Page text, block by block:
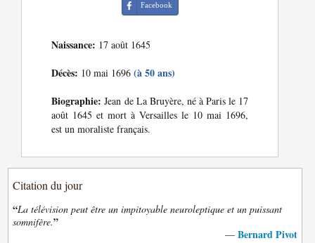
Facebook
Naissance: 17 août 1645
Décès: 10 mai 1696(à 50 ans)
Biographie: Jean de La Bruyère, né à Paris le 17
août 1645 et mort à Versailles le 10 mai 1696,
est un moraliste français.
Citation du jour
“La télévision peut être un impitoyable neuroleptique et un puissant
somnifère.”
— Bernard Pivot